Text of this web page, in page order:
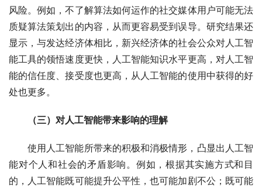
风险。例如，不了解算法如何运作的社交媒体用户可能无法
质疑算法策划出的内容，从而更容易受到误导。研究结果还
显示，与发达经济体相比，新兴经济体的社会公众对人工智
能工具的领悟速度更快，人工智能知识水平更高，对人工智
能的信任度、接受度也更高，从人工智能的使用中获得的好
处也更多。
（三）对人工智能带来影响的理解
使用人工智能所带来的积极和消极情形，凸显出人工智
能对个人和社会的矛盾影响。例如，根据其实施方式和目
的，人工智能既可能提升公平性，也可能加剧不公；既可能